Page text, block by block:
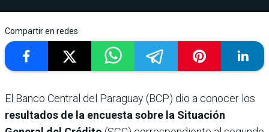
Compartir en redes
El Banco Central del Paraguay (BCP) dio a conocer los
resultados de la encuesta sobre la Situación